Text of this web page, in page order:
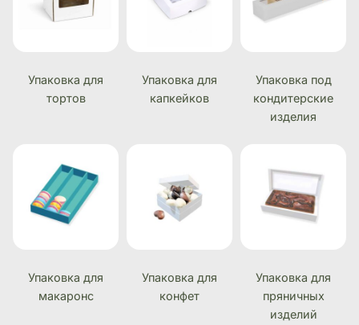
Упаковка для
тортов
Упаковка для
капкейков
Упаковка под
кондитерские
изделия
Упаковка для
макаронс
Упаковка для
конфет
Упаковка для
пряничных
изделий